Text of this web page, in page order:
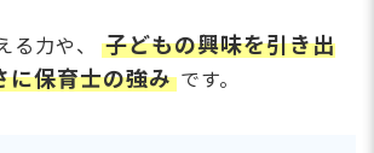
る力や、
子どもの興味を引き出
に保育士の強み です。